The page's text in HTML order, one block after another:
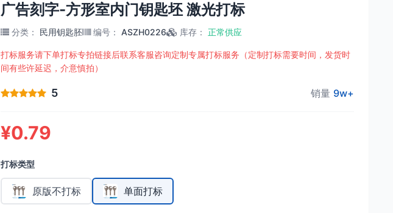
广告刻字-方形室内门钥匙坯 激光打标
分类 ： 民用钥匙胚 编号 ： ASZH0226 库存 ： 正常供应
打标服务请下单打标专拍链接后联系客服咨询定制专属打标服务（定制打标需要时间，发货时
间有些许延迟，介意慎拍）
5 销量 9w+
¥0.79
打标类型
原版不打标 单面打标